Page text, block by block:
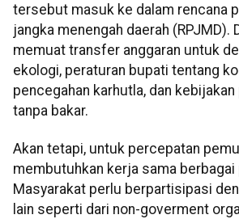
tersebut masuk ke dalam rencana
jangka menengah daerah (RPJMD).
memuat transfer anggaran untuk
ekologi, peraturan bupati tentang
pencegahan karhutla, dan
tanpa bakar.
Akan tetapi, untuk percepatan
membutuhkan kerja sama berbagai
Masyarakat perlu berpartisipasi
lain seperti dari non-goverment